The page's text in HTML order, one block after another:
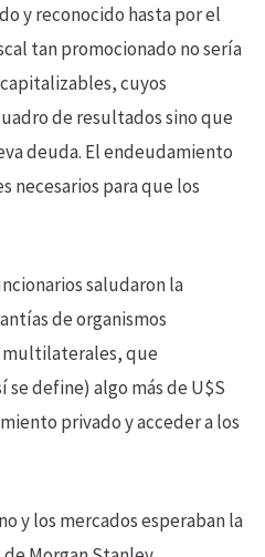
y reconocido hasta por el
tan promocionado no sería
cuyos
de resultados sino que
deuda. El endeudamiento
necesarios para que los
saludaron la
de organismos
multilaterales, que
define) algo más de U$S
privado y acceder a los
y los mercados esperaban la